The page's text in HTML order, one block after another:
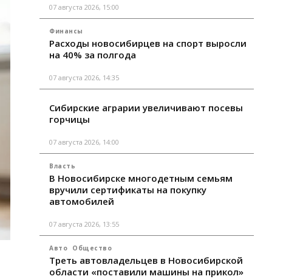
07 августа 2026, 15:00
Финансы
Расходы новосибирцев на спорт выросли
на 40% за полгода
07 августа 2026, 14:35
Сибирские аграрии увеличивают посевы
горчицы
07 августа 2026, 14:00
Власть
В Новосибирске многодетным семьям
вручили сертификаты на покупку
автомобилей
07 августа 2026, 13:55
Авто Общество
Треть автовладельцев в Новосибирской
области «поставили машины на прикол»